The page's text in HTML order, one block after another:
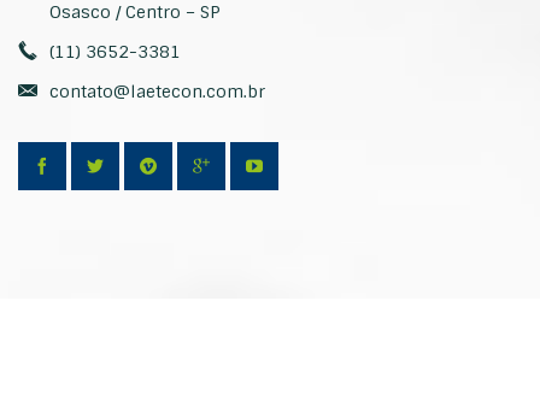
Osasco / Centro – SP
(11) 3652-3381
contato@laetecon.com.br